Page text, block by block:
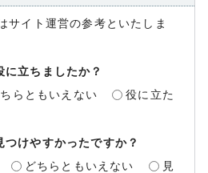
サイト運営の参考といたしま
立ちましたか？
らともいえない
役に立た
けやすかったですか？
どちらともいえない
見